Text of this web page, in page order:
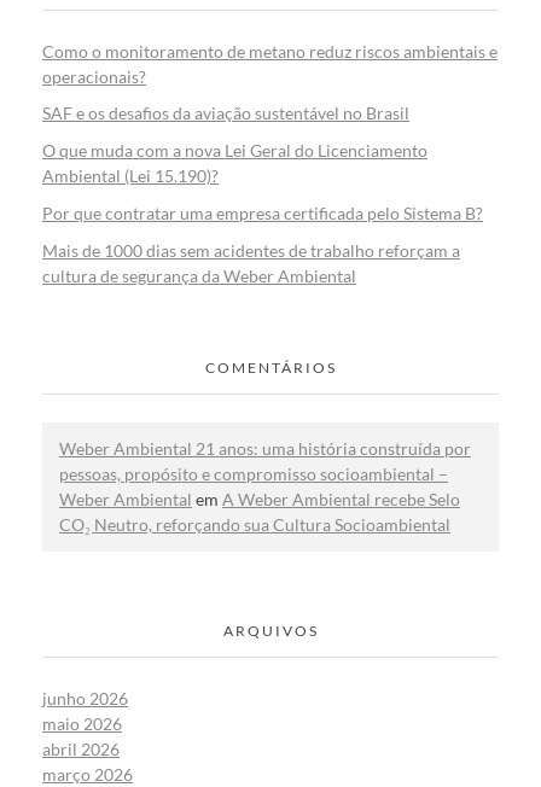
Como o monitoramento de metano reduz riscos ambientais e
operacionais?
SAF e os desafios da aviação sustentável no Brasil
O que muda com a nova Lei Geral do Licenciamento
Ambiental (Lei 15.190)?
Por que contratar uma empresa certificada pelo Sistema B?
Mais de 1000 dias sem acidentes de trabalho reforçam a
cultura de segurança da Weber Ambiental
COMENTÁRIOS
Weber Ambiental 21 anos: uma história construída por
pessoas, propósito e compromisso socioambiental –
Weber Ambiental em A Weber Ambiental recebe Selo
CO₂ Neutro, reforçando sua Cultura Socioambiental
ARQUIVOS
junho 2026
maio 2026
abril 2026
março 2026